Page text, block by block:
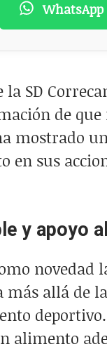
WhatsApp
la SD
de
mostrado
en sus
y apoyo
novedad
más allá de
alimento